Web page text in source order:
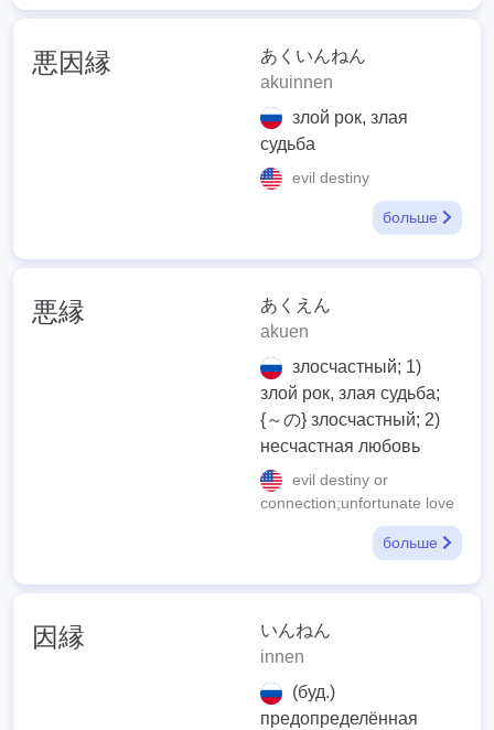
悪因縁
あくいんねん
akuinnen
злой рок, злая
судьба
evil destiny
больше
悪縁
あくえん
akuen
злосчастный; 1)
злой рок, злая судьба;
{～の} злосчастный; 2)
несчастная любовь
evil destiny or
connection;unfortunate love
больше
因縁
いんねん
innen
(буд.)
предопределённая